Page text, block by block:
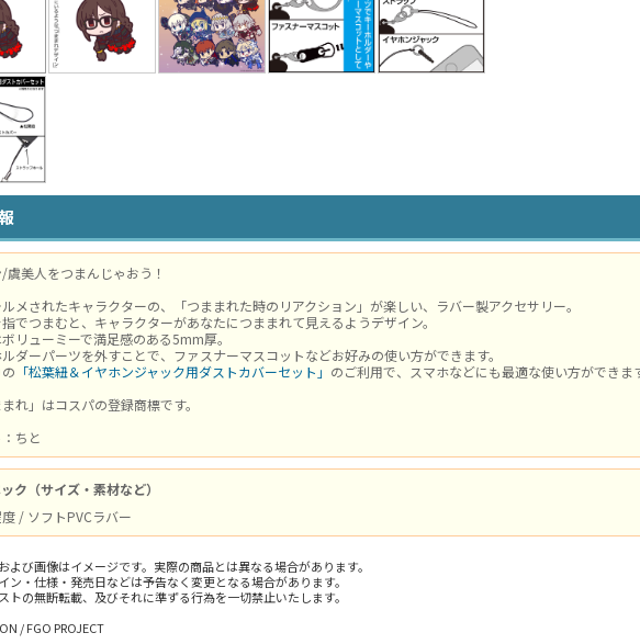
虞美人をつまんじゃおう！
ルメされたキャラクターの、「つままれた時のリアクション」が楽しい、ラバー製アクセサリー。
指でつまむと、キャラクターがあなたにつままれて見えるようデザイン。
ボリューミーで満足感のある5mm厚。
ルダーパーツを外すことで、ファスナーマスコットなどお好みの使い方ができます。
「松葉紐＆イヤホンジャック用ダストカバーセット」 のご利用で、スマホなどにも最適な使い方ができま
れ」はコスパの登録商標です。
ちと
ク（サイズ・素材など）
/ ソフトPVCラバー
よび画像はイメージです。実際の商品とは異なる場合があります。
ン・仕様・発売日などは予告なく変更となる場合があります。
トの無断転載、及びそれに準ずる行為を一切禁止いたします。
/ FGO PROJECT